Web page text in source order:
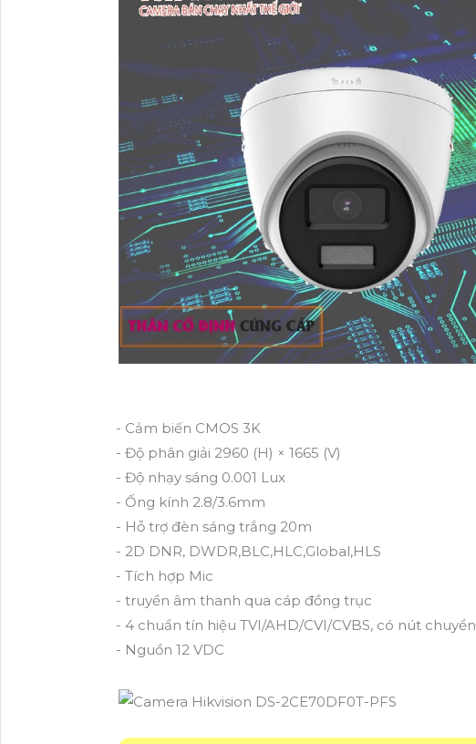
- Cảm biến CMOS 3K
- Độ phân giải 2960 (H) × 1665 (V)
- Độ nhạy sáng 0.001 Lux
- Ống kính 2.8/3.6mm
- Hỗ trợ đèn sáng trắng 20m
- 2D DNR, DWDR,BLC,HLC,Global,HLS
- Tích hợp Mic
- truyền âm thanh qua cáp đồng trục
- 4 chuẩn tín hiệu TVI/AHD/CVI/CVBS, có nút chuyển
- Nguồn 12 VDC